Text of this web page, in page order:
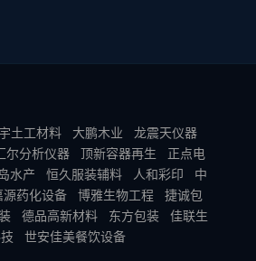
土工材料 大鹏木业
龙震天仪器
尔分析仪器 顶新容器再生
正点电
水产 恒久服装辅料 人和彩印
中
源药化设备 博雅生物工程
捷诚包
德品高新材料 东方包装
佳联生
世安佳美餐饮设备